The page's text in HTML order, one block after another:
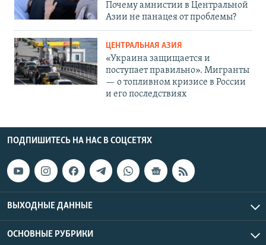
Почему амнистии в Центральной
Азии не панацея от проблемы?
ЦЕНТРАЛЬНАЯ АЗИЯ
«Украина защищается и
поступает правильно». Мигранты
— о топливном кризисе в России
и его последствиях
ПОДПИШИТЕСЬ НА НАС В СОЦСЕТЯХ
ВЫХОДНЫЕ ДАННЫЕ
ОСНОВНЫЕ РУБРИКИ